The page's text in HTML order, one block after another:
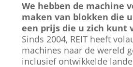
We hebben de machine
maken van blokken die
een prijs die u zich kunt
Sinds 2004, REIT heeft
machines naar de wereld
inclusief ontwikkelde